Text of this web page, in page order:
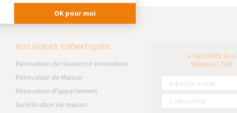
NOS GUIDES THÉMATIQUES
Rénovation de résidence secondaire
Rénovation de Maison
Rénovation d'appartement
Surélévation de maison
S’INSCRIRE À LA
NEWSLETTER
OK pour moi